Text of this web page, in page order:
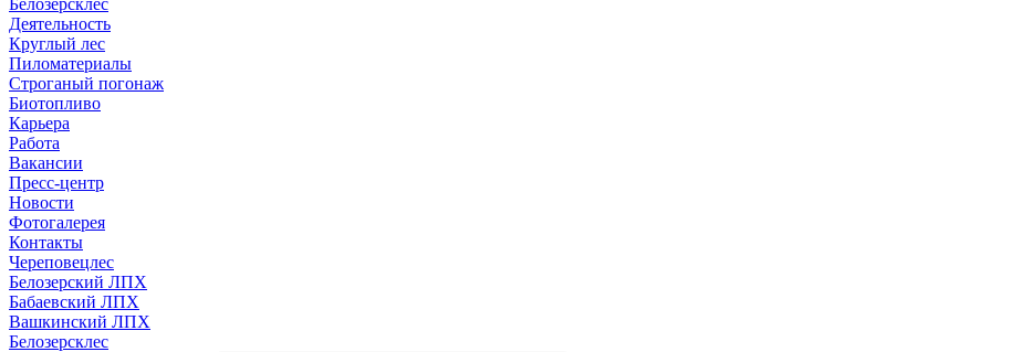
Белозерсклес
Деятельность
Круглый лес
Пиломатериалы
Строганый погонаж
Биотопливо
Карьера
Работа
Вакансии
Пресс-центр
Новости
Фотогалерея
Контакты
Череповецлес
Белозерский ЛПХ
Бабаевский ЛПХ
Вашкинский ЛПХ
Белозерсклес